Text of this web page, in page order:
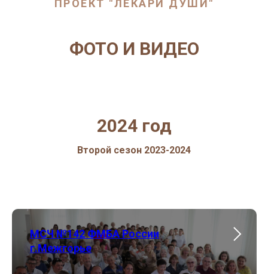
ПРОЕКТ "ЛЕКАРИ ДУШИ"
ФОТО И ВИДЕО
2024 год
Второй сезон 2023-2024
МСЧ №142 ФМБА России
г.Межгорье